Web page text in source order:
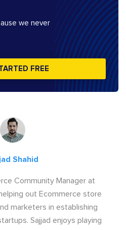
we never
FREE
Shahid
Community Manager at
out Ecommerce store
marketers in establishing
Sajjad enjoys playing